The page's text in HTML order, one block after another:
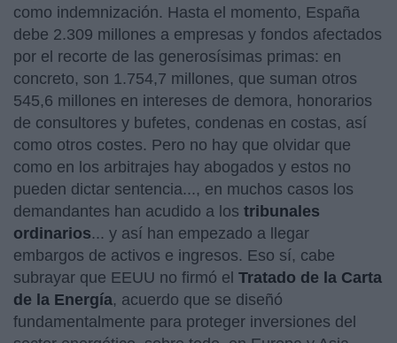
como indemnización. Hasta el momento, España
debe 2.309 millones a empresas y fondos afectados
por el recorte de las generosísimas primas: en
concreto, son 1.754,7 millones, que suman otros
545,6 millones en intereses de demora, honorarios
de consultores y bufetes, condenas en costas, así
como otros costes. Pero no hay que olvidar que
como en los arbitrajes hay abogados y estos no
pueden dictar sentencia..., en muchos casos los
demandantes han acudido a los tribunales
ordinarios... y así han empezado a llegar
embargos de activos e ingresos. Eso sí, cabe
subrayar que EEUU no firmó el Tratado de la Carta
de la Energía, acuerdo que se diseñó
fundamentalmente para proteger inversiones del